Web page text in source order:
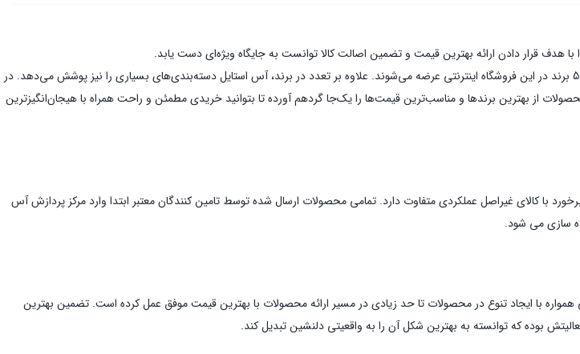
آس استایل در سال های کاری خود موفق به همکاری با برندهای بسیاری شد و در حال حاضر محصولات بیش از 500 برند در این فروشگاه اینترنتی عرضه می‌شوند. علاوه بر تعدد در برند، آس استایل دسته‌بندی‌های بسیاری را نیز پوشش می‌دهد. در
از بهترین برندها و مناسب‌ترین قیمت‌ها را یک‌جا گردهم آورده تا بتوانید خریدی مطمئن و راحت همراه با هیجان‌انگیز‌ترین
با کالای غیراصل عملکردی متفاوت دارد. تمامی محصولات ارسال شده توسط تامین کنندگان معتبر ابتدا وارد مرکز پردازش آس
سازی می شود.
با ایجاد تنوع در محصولات تا حد زیادی در مسیر ارائه محصولات با بهترین قیمت موفق عمل کرده است. تضمین بهترین
بوده که توانسته به بهترین شکل آن را به واقعیتی دلنشین تبدیل کند.